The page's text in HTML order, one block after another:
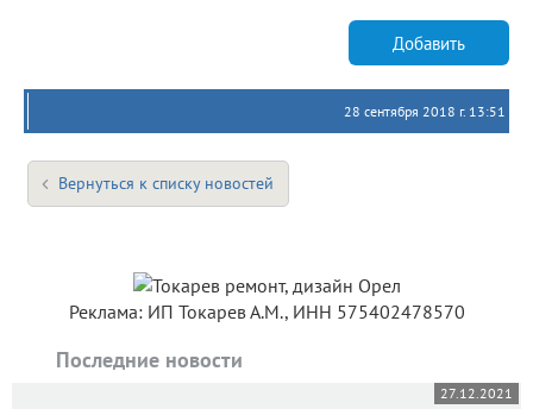
Добавить
28 сентября 2018 г. 13:51
Вернуться к списку новостей
Реклама: ИП Токарев А.М., ИНН 575402478570
Последние новости
27.12.2021